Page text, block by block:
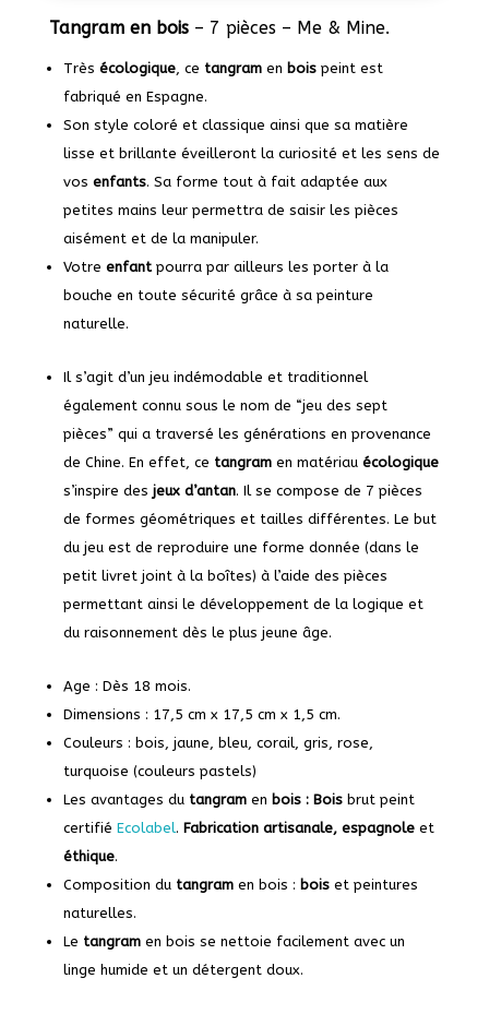
Tangram en bois– 7 pièces – Me & Mine.
Très écologique, ce tangramen boispeint est
fabriqué en Espagne.
Son style coloré et classique ainsi que sa matière
lisse et brillante éveilleront la curiosité et les sens de
vos enfants. Sa forme tout à fait adaptée aux
petites mains leur permettra de saisir les pièces
aisément et de la manipuler.
Votre enfantpourra par ailleurs les porter à la
bouche en toute sécurité grâce à sa peinture
naturelle.
Il s’agit d’un jeu indémodable et traditionnel
également connu sous le nom de “jeu des sept
pièces” qui a traversé les générations en provenance
de Chine. En effet, ce tangram en matériau écologique
s’inspire des jeux d’antan. Il se compose de 7 pièces
de formes géométriques et tailles différentes. Le but
du jeu est de reproduire une forme donnée (dans le
petit livret joint à la boîtes) à l’aide des pièces
permettant ainsi le développement de la logique et
du raisonnement dès le plus jeune âge.
Age : Dès 18 mois.
Dimensions : 17,5 cm x 17,5 cm x 1,5 cm.
Couleurs : bois, jaune, bleu, corail, gris, rose,
turquoise (couleurs pastels)
Les avantages du tangramen bois : Boisbrut peint
certifié Ecolabel. Fabrication artisanale, espagnole et
éthique.
Composition du tangramen bois : bois et peintures
naturelles.
Le tangramen bois se nettoie facilement avec un
linge humide et un détergent doux.